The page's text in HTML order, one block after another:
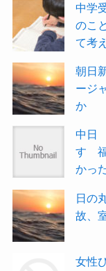
中学
のこ
て考
朝日
ージ
か
中日
す 福
かっ
日の
故、
女性